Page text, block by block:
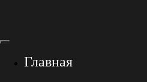
Главная